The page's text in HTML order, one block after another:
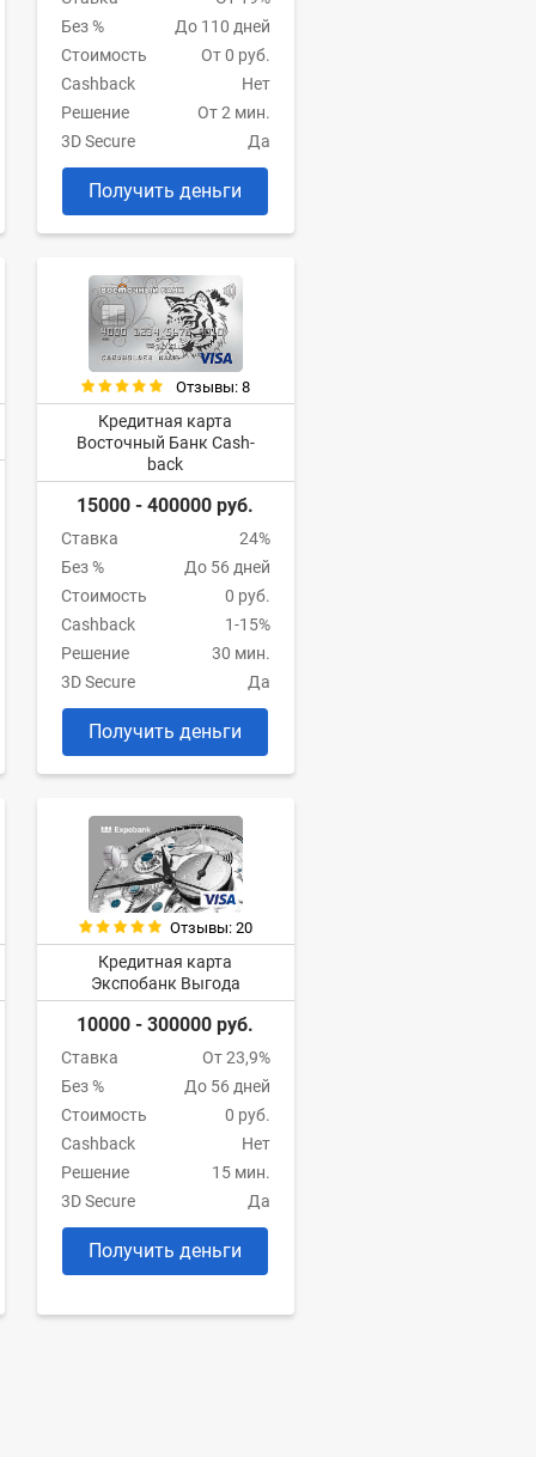
Без %
До 110 дней
Стоимость
От 0 руб.
Cashback
Нет
Решение
От 2 мин.
3D Secure
Да
Получить деньги
Отзывы: 8
Кредитная карта
Восточный Банк Cash-
back
15000 - 400000 руб.
Ставка
24%
Без %
До 56 дней
Стоимость
0 руб.
Cashback
1-15%
Решение
30 мин.
3D Secure
Да
Получить деньги
Отзывы: 20
Кредитная карта
Экспобанк Выгода
10000 - 300000 руб.
Ставка
От 23,9%
Без %
До 56 дней
Стоимость
0 руб.
Cashback
Нет
Решение
15 мин.
3D Secure
Да
Получить деньги